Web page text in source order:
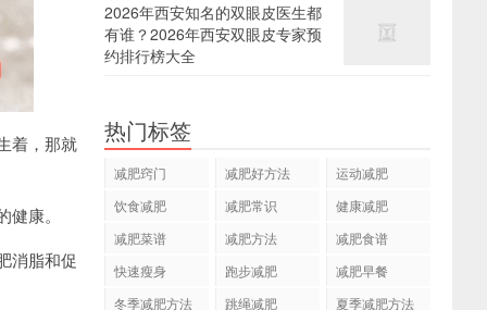
着，那就
康。
消脂和促
2026年西安知名的双眼皮医生都
有谁？2026年西安双眼皮专家预
约排行榜大全
热门标签
减肥窍门 减肥好方法
运动减肥
饮食减肥
减肥常识
健康减肥
减肥菜谱
减肥方法
减肥食谱
快速瘦身
跑步减肥
减肥早餐
冬季减肥方法
跳绳减肥
夏季减肥方法